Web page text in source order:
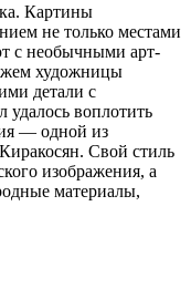
Картины
не только местами
с необычными арт-
художницы
детали с
удалось воплотить
— одной из
Свой стиль
изображения, а
материалы,